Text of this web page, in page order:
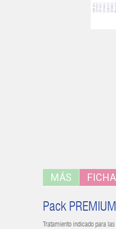
MÁS
Pack
Tratamiento indicado para